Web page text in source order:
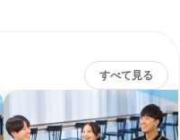
すべて見る